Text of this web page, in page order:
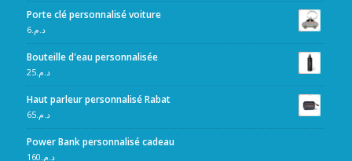
Porte clé personnalisé voiture
د.م.6
Bouteille d'eau personnalisée
د.م.25
Haut parleur personnalisé Rabat
د.م.65
Power Bank personnalisé cadeau
د.م. 160